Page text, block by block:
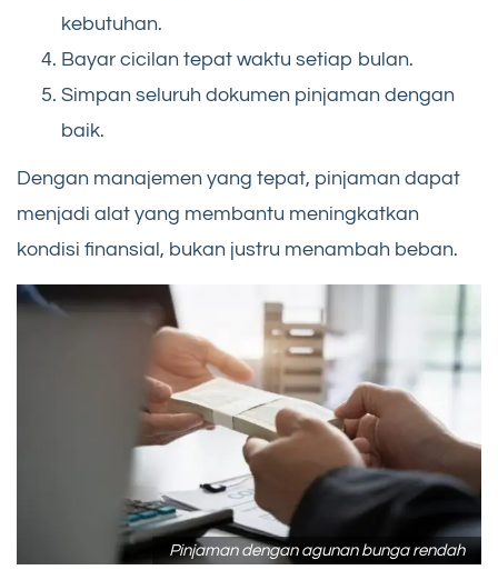
kebutuhan.
Bayar cicilan tepat waktu setiap bulan.
Simpan seluruh dokumen pinjaman dengan
baik.
Dengan manajemen yang tepat, pinjaman dapat
menjadi alat yang membantu meningkatkan
kondisi finansial, bukan justru menambah beban.
Pinjaman dengan agunan bunga rendah